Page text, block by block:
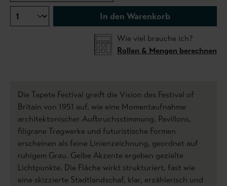
In den Warenkorb
Wie viel brauche ich?
Rollen & Mengen berechnen
Die Tapete Festival greift die Vision des Festival of
Britain von 1951 auf, wie eine Momentaufnahme
architektonischer Aufbruchsstimmung. Pavillons,
filigrane Tragwerke und futuristische Formen
erscheinen als feine Linienzeichnung, geordnet auf
ruhigem Grau. Gelbe Akzente ergeben gezielte
Lichtpunkte. Die Fläche wirkt strukturiert, fast wie
eine skizzierte Stadtlandschaf, klar, erzählerisch und